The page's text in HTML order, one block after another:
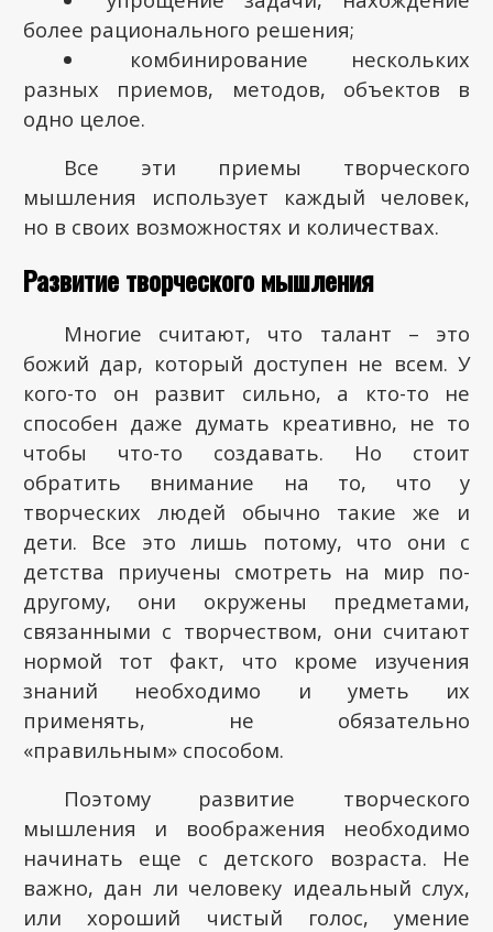
более рационального решения;
комбинирование нескольких
разных приемов, методов, объектов в
одно целое.
Все эти приемы творческого
мышления использует каждый человек,
но в своих возможностях и количествах.
Развитие творческого мышления
Многие считают, что талант – это
божий дар, который доступен не всем. У
кого-то он развит сильно, а кто-то не
способен даже думать креативно, не то
чтобы что-то создавать. Но стоит
обратить внимание на то, что у
творческих людей обычно такие же и
дети. Все это лишь потому, что они с
детства приучены смотреть на мир по-
другому, они окружены предметами,
связанными с творчеством, они считают
нормой тот факт, что кроме изучения
знаний необходимо и уметь их
применять, не обязательно
«правильным» способом.
Поэтому развитие творческого
мышления и воображения необходимо
начинать еще с детского возраста. Не
важно, дан ли человеку идеальный слух,
или хороший чистый голос, умение